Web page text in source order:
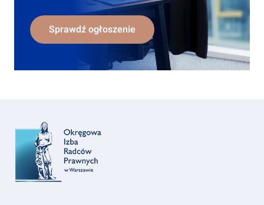
Sprawdź ogłoszenie